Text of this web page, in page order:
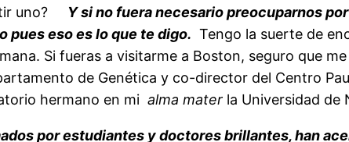
uno?
Y si no fuera necesario preocuparnos
pues eso es lo que te digo. Tengo la suerte de
Si fueras a visitarme a Boston, seguro que
de Genética y co-director del Centro
hermano en mi alma mater la Universidad de
por estudiantes y doctores brillantes, han